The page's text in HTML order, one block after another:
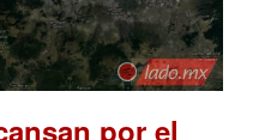
por el